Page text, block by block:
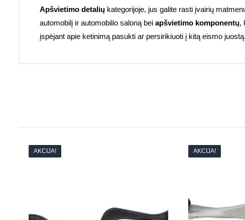
Apšvietimo detalių kategorijoje, jus galite rasti įvairių
automobilį ir automobilio saloną bei apšvietimo komponentų,
įspėjant apie ketinimą pasukti ar persirikiuoti į kitą eismo juostą.
AKCIJA! AKCIJA!